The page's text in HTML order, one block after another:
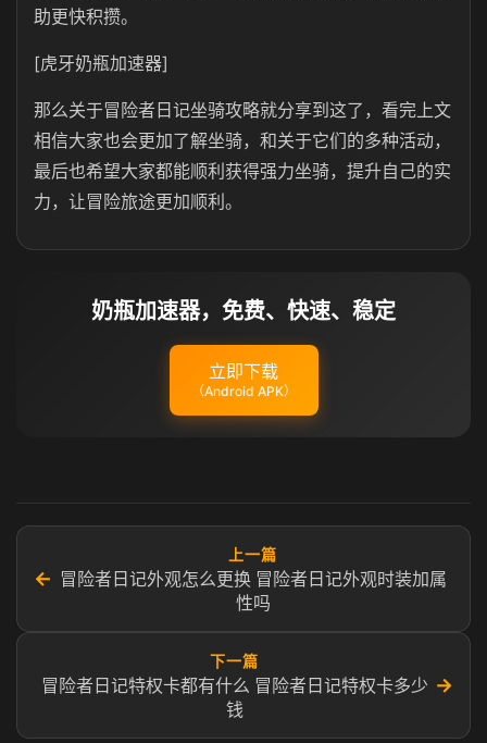
助更快积攒。
[虎牙奶瓶加速器]
那么关于冒险者日记坐骑攻略就分享到这了，看完上文
相信大家也会更加了解坐骑，和关于它们的多种活动，
最后也希望大家都能顺利获得强力坐骑，提升自己的实
力，让冒险旅途更加顺利。
奶瓶加速器，免费、快速、稳定
立即下载
（Android APK）
←
上一篇
冒险者日记外观怎么更换 冒险者日记外观时装加属
性吗​
下一篇
冒险者日记特权卡都有什么 冒险者日记特权卡多少
钱
→